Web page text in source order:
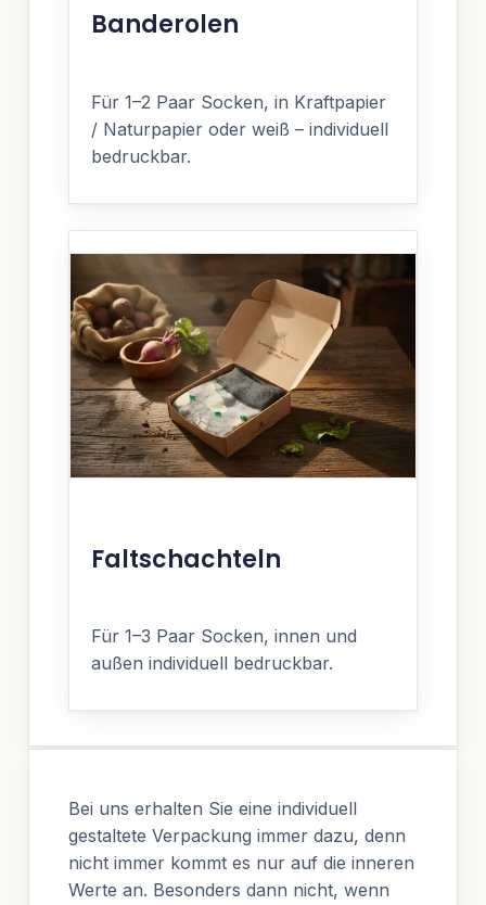
Banderolen
Für 1–2 Paar Socken, in Kraftpapier
/ Naturpapier oder weiß – individuell
bedruckbar.
Faltschachteln
Für 1–3 Paar Socken, innen und
außen individuell bedruckbar.
Bei uns erhalten Sie eine individuell
gestaltete Verpackung immer dazu, denn
nicht immer kommt es nur auf die inneren
Werte an. Besonders dann nicht, wenn